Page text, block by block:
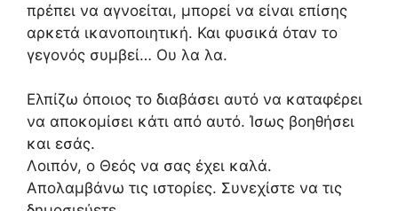
πρέπει να αγνοείται, μπορεί να είναι επίσης
αρκετά ικανοποιητική. Και φυσικά όταν το
γεγονός συμβεί… Ου λα λα.
Ελπίζω όποιος το διαβάσει αυτό να καταφέρει
να αποκομίσει κάτι από αυτό. Ίσως βοηθήσει
και εσάς.
Λοιπόν, ο Θεός να σας έχει καλά.
Απολαμβάνω τις ιστορίες. Συνεχίστε να τις